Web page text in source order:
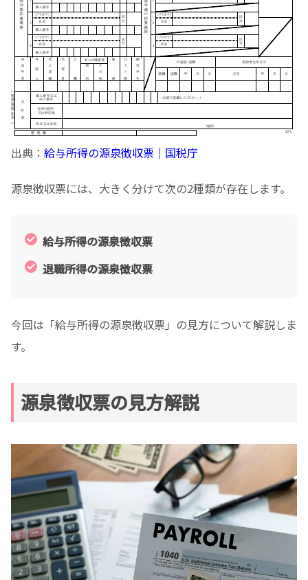
出典： 給与所得の源泉徴収票｜国税庁
源泉徴収票には、大きく分けて次の2種類が存在します。
給与所得の源泉徴収票
退職所得の源泉徴収票
今回は「給与所得の源泉徴収票」の見方について解説しま
す。
源泉徴収票の見方解説